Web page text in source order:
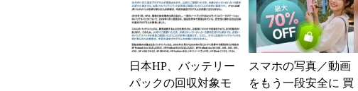
加
日本HP、バッテリー
パックの回収対象モ
スマホの写真／動画
をもう一段安全に 買